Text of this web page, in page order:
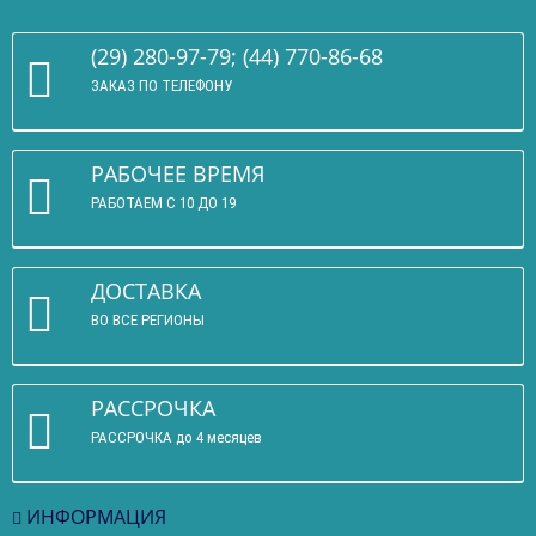
(29) 280-97-79; (44) 770-86-68
ЗАКАЗ ПО ТЕЛЕФОНУ
РАБОЧЕЕ ВРЕМЯ
РАБОТАЕМ С 10 ДО 19
ДОСТАВКА
ВО ВСЕ РЕГИОНЫ
РАССРОЧКА
РАССРОЧКА до 4 месяцев
ИНФОРМАЦИЯ